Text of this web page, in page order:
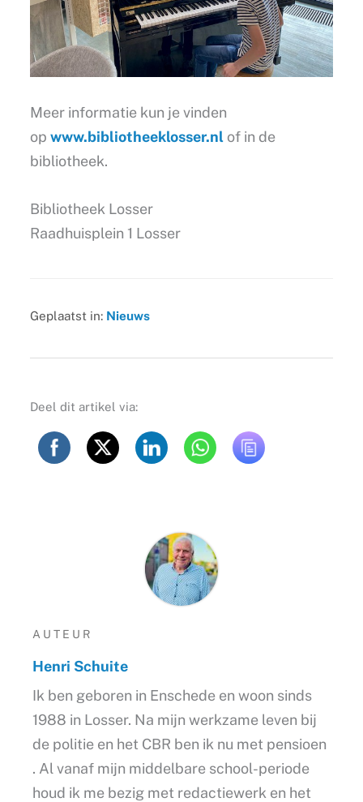
Meer informatie kun je vinden
op www.bibliotheeklosser.nlof in de
bibliotheek.
Bibliotheek Losser
Raadhuisplein 1 Losser
Geplaatst in: Nieuws
Deel dit artikel via:
AUTEUR
Henri Schuite
Ik ben geboren in Enschede en woon sinds
1988 in Losser. Na mijn werkzame leven bij
de politie en het CBR ben ik nu met pensioen
. Al vanaf mijn middelbare school-periode
houd ik me bezig met redactiewerk en het